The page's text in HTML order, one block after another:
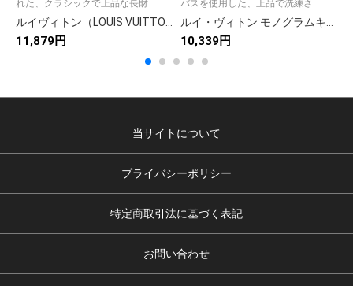
れた、クラシックで上品な長財...
11,879円
バスを使用した、上品で洗練さ...
10,339円
当サイトについて
プライバシーポリシー
特定商取引法に基づく表記
お問い合わせ